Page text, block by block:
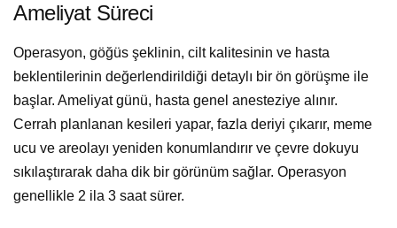
Ameliyat Süreci
Operasyon, göğüs şeklinin, cilt kalitesinin ve hasta
beklentilerinin değerlendirildiği detaylı bir ön görüşme ile
başlar. Ameliyat günü, hasta genel anesteziye alınır.
Cerrah planlanan kesileri yapar, fazla deriyi çıkarır, meme
ucu ve areolayı yeniden konumlandırır ve çevre dokuyu
sıkılaştırarak daha dik bir görünüm sağlar. Operasyon
genellikle 2 ila 3 saat sürer.